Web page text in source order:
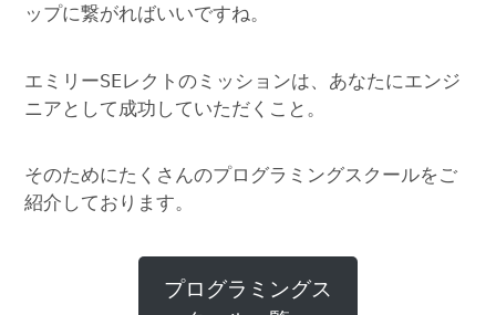
ップに繋がればいいですね。
エミリーSEレクトのミッションは、あなたにエンジ
ニアとして成功していただくこと。
そのためにたくさんのプログラミングスクールをご
紹介しております。
プログラミングス